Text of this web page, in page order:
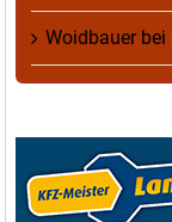
Woidbauerbei